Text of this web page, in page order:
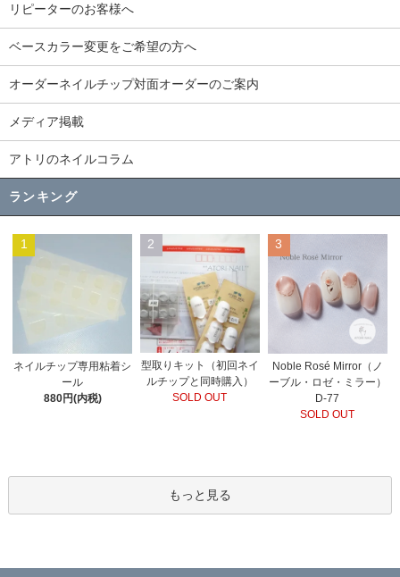
リピーターのお客様へ
ベースカラー変更をご希望の方へ
オーダーネイルチップ対面オーダーのご案内
メディア掲載
アトリのネイルコラム
ランキング
1
ネイルチップ専用粘着シ
ール
880円(内税)
2
型取りキット（初回ネイ
ルチップと同時購入）
SOLD OUT
3
Noble Rosé Mirror（ノ
ーブル・ロゼ・ミラー）
D-77
SOLD OUT
もっと見る